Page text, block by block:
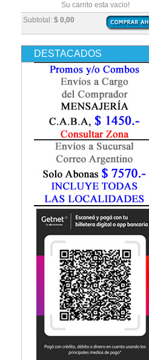
Embriología
Enfermería
Epidemiología
Farmacia / Farmacología
Fisiatría / Kinesiología
Fisiología / Fisiopatología
Fonoaudiología
Gastroenterología
Geriatría
Ginecología / Obstetricia
Hematología
Histología
Homeopatía
Infectología
Inmunología
Instrumentación Quirurgica
Medicina del Deporte / Rehabilitación
Medicina Emergencias / Urgencias
Medicina Forense / Legal
Medicina General
Medicina Interna
Subtotal: $ 0,00
Su carrito esta vacio!
DESTACADOS